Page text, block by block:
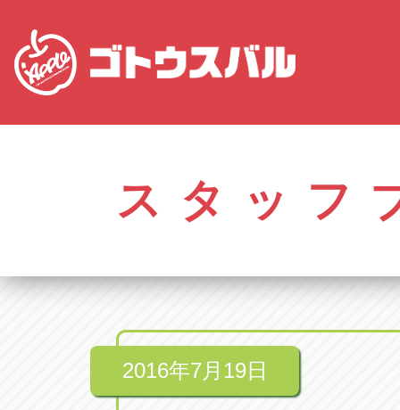
アップル
0561-84-
アップル
愛知県春日井市柏井町4-43-1
アップル春日井中央店
愛知県瀬戸市美濃池町29-1
アップル一宮22号店
スタッフ
2016年7月19日